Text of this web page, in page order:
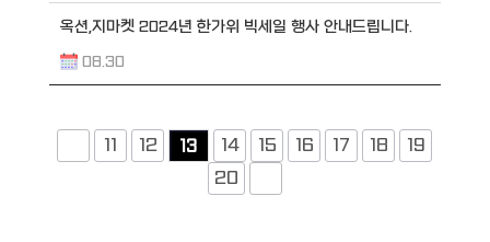
옥션,지마켓 2024년 한가위 빅세일 행사 안내드립니다.
08.30
11 12 13 14 15 16 17 18
19
20